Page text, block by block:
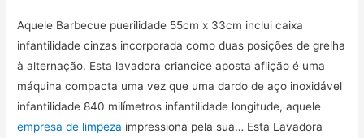
Aquele Barbecue puerilidade 55cm x 33cm inclui caixa
infantilidade cinzas incorporada como duas posições de grelha
à alternação. Esta lavadora criancice aposta aflição é uma
máquina compacta uma vez que uma dardo de aço inoxidável
infantilidade 840 milímetros infantilidade longitude, aquele
empresa de limpeza impressiona pela sua… Esta Lavadora